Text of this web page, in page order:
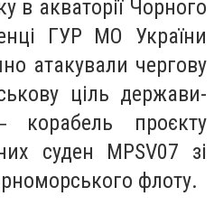
в акваторії Чорного
ГУР МО України
атакували чергову
ціль держави-
корабель проєкту
суден MPSV07 зі
флоту.